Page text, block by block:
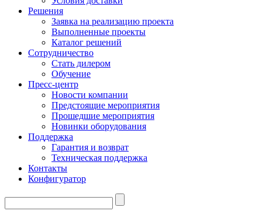
Решения
Заявка на реализацию проекта
Выполненные проекты
Каталог решений
Сотрудничество
Стать дилером
Обучение
Пресс-центр
Новости компании
Предстоящие мероприятия
Прошедшие мероприятия
Новинки оборудования
Поддержка
Гарантия и возврат
Техническая поддержка
Контакты
Конфигуратор